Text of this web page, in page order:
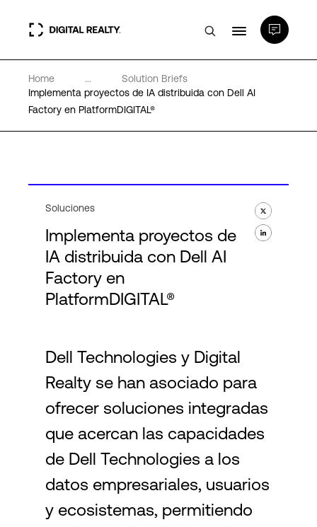
Centros de Datos
PlatformDIGITAL®
Acerca de
Login
Home ...
Solution Briefs
Implementa proyectos de IA distribuida con Dell AI
Factory en PlatformDIGITAL®
Soluciones
Implementa proyectos de
IA distribuida con Dell AI
Factory en
PlatformDIGITAL®
Dell Technologies y Digital
Realty se han asociado para
ofrecer soluciones integradas
que acercan las capacidades
de Dell Technologies a los
datos empresariales, usuarios
y ecosistemas, permitiendo